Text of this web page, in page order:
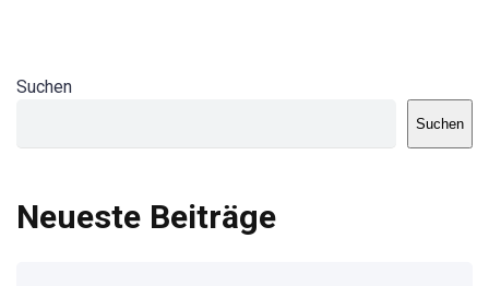
Suchen
Suchen
Neueste Beiträge